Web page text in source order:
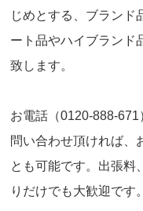
じめとする、ブランド
ート品やハイブランド
致します。
お電話（0120-888-671
問い合わせ頂ければ、
とも可能です。出張料
りだけでも大歓迎です。